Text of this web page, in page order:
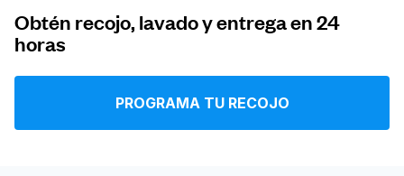
Iniciar sesión
Obtén recojo, lavado y entrega en 24
horas
PROGRAMA TU RECOJO